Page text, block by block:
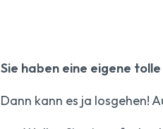
Sie haben eine eigene
Dann kann es ja losgehen!